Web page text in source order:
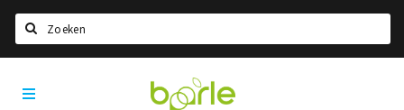
Home
Visit
Baarle